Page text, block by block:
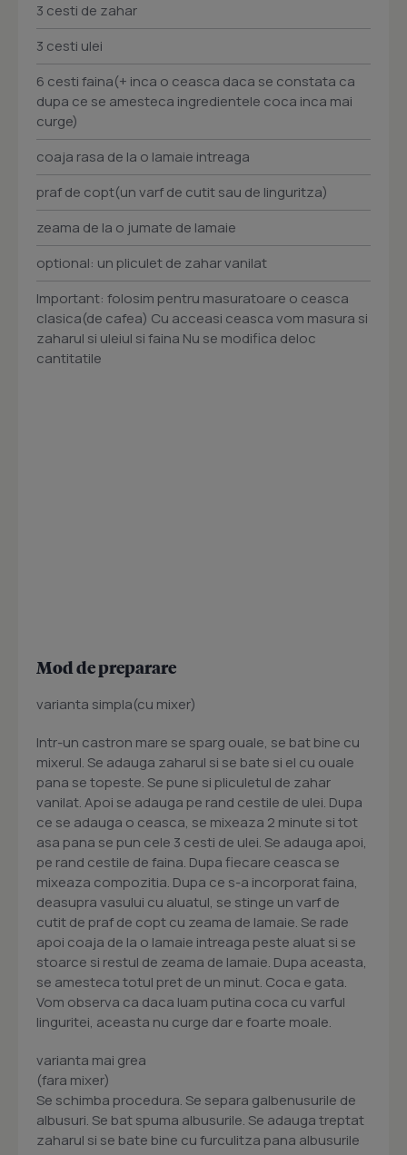
3 cesti de zahar
3 cesti ulei
6 cesti faina(+ inca o ceasca daca se constata ca
dupa ce se amesteca ingredientele coca inca mai
curge)
coaja rasa de la o lamaie intreaga
praf de copt(un varf de cutit sau de linguritza)
zeama de la o jumate de lamaie
optional: un pliculet de zahar vanilat
Important: folosim pentru masuratoare o ceasca
clasica(de cafea) Cu acceasi ceasca vom masura si
zaharul si uleiul si faina Nu se modifica deloc
cantitatile
Mod de preparare
varianta simpla(cu mixer)
Intr-un castron mare se sparg ouale, se bat bine cu
mixerul. Se adauga zaharul si se bate si el cu ouale
pana se topeste. Se pune si pliculetul de zahar
vanilat. Apoi se adauga pe rand cestile de ulei. Dupa
ce se adauga o ceasca, se mixeaza 2 minute si tot
asa pana se pun cele 3 cesti de ulei. Se adauga apoi,
pe rand cestile de faina. Dupa fiecare ceasca se
mixeaza compozitia. Dupa ce s-a incorporat faina,
deasupra vasului cu aluatul, se stinge un varf de
cutit de praf de copt cu zeama de lamaie. Se rade
apoi coaja de la o lamaie intreaga peste aluat si se
stoarce si restul de zeama de lamaie. Dupa aceasta,
se amesteca totul pret de un minut. Coca e gata.
Vom observa ca daca luam putina coca cu varful
linguritei, aceasta nu curge dar e foarte moale.
varianta mai grea
(fara mixer)
Se schimba procedura. Se separa galbenusurile de
albusuri. Se bat spuma albusurile. Se adauga treptat
zaharul si se bate bine cu furculitza pana albusurile